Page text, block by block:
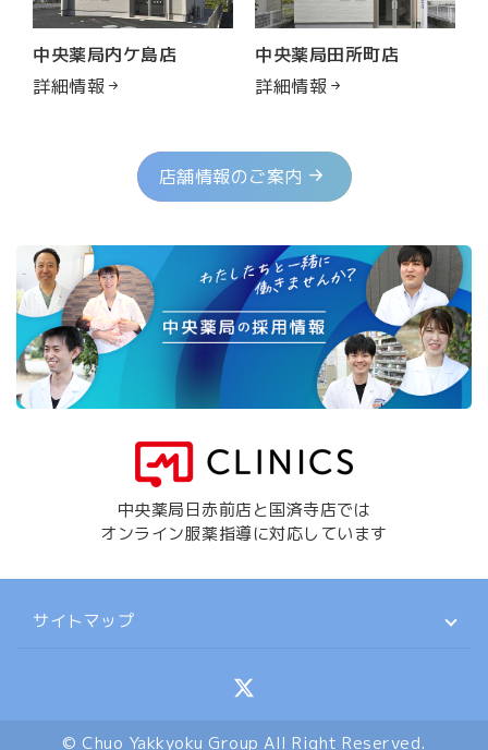
中央薬局内ケ島店
詳細情報
中央薬局田所町店
詳細情報
店舗情報のご案内
中央薬局日赤前店と国済寺店では
オンライン服薬指導に対応しています
サイトマップ
© Chuo Yakkyoku Group All Right Reserved.